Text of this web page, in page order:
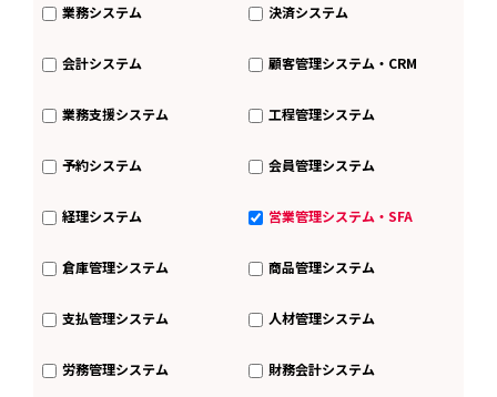
業務システム 決済システム
会計システム 顧客管理システム・CRM
業務支援システム 工程管理システム
予約システム 会員管理システム
経理システム 営業管理システム・SFA
倉庫管理システム 商品管理システム
支払管理システム 人材管理システム
労務管理システム 財務会計システム